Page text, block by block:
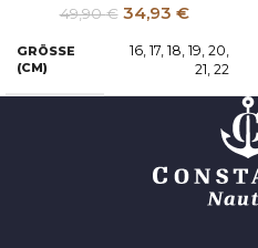
49,90€ 34,93 €
GRÖSSE (
CM)
16, 17, 18, 19, 20,
21, 22